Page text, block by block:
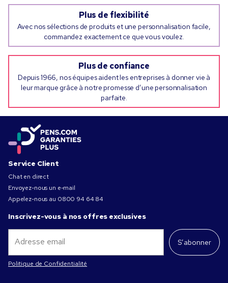
Plus de flexibilité
Avec nos sélections de produits et une personnalisation facile,
commandez exactement ce que vous voulez.
Plus de confiance
Depuis 1966, nos équipes aident les entreprises à donner vie à
leur marque grâce à notre promesse d’une personnalisation
parfaite.
Service Client
Chat en direct
Envoyez-nous un e-mail
Appelez-nous au 0800 94 64 84
Inscrivez-vous à nos offres exclusives
S’abonner
Politique de Confidentialité